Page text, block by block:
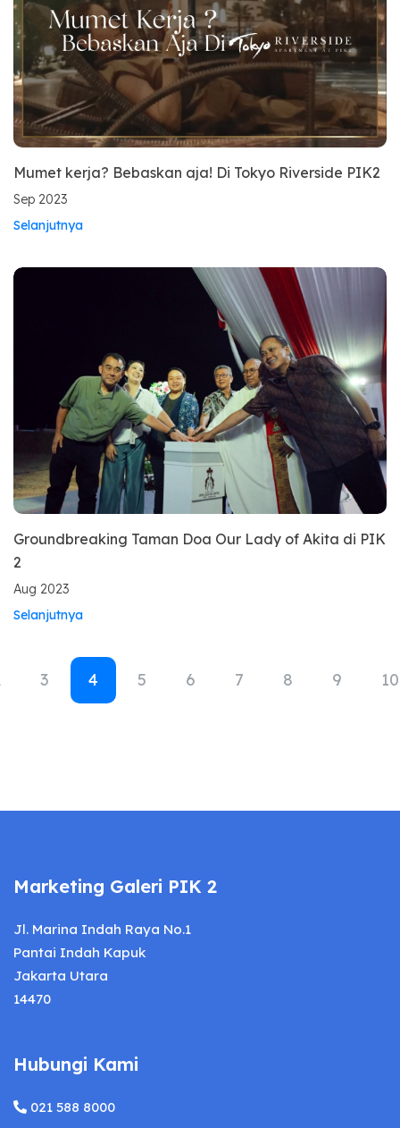
Mumet kerja? Bebaskan aja! Di Tokyo Riverside PIK2
Sep 2023
Selanjutnya
Groundbreaking Taman Doa Our Lady of Akita di PIK
2
Aug 2023
Selanjutnya
3 4 5 6 7 8 9 10
Marketing Galeri PIK 2
Jl. Marina Indah Raya No.1
Pantai Indah Kapuk
Jakarta Utara
14470
Hubungi Kami
021 588 8000